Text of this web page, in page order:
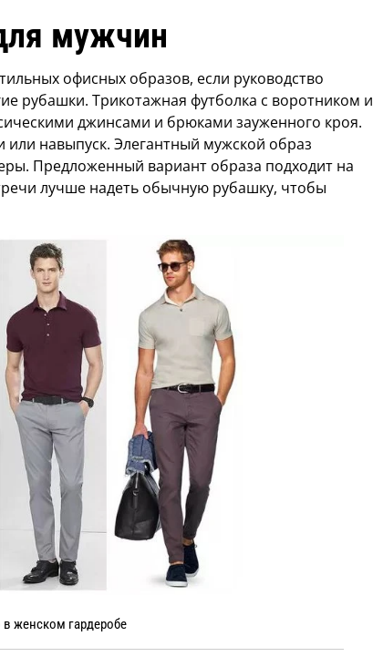
мужчин
офисных образов, если руководство
рубашки. Трикотажная футболка с воротником и
джинсами и брюками зауженного кроя.
навыпуск. Элегантный мужской образ
Предложенный вариант образа подходит на
лучше надеть обычную рубашку, чтобы
женском гардеробе